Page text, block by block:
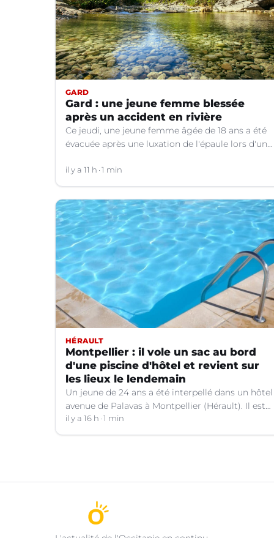
GARD
Gard : une jeune femme blessée
après un accident en rivière
Ce jeudi, une jeune femme âgée de 18 ans a été
évacuée après une luxation de l'épaule lors d'un
Valborgne (Gard).
il y a 11 h 1 min
HÉRAULT
Montpellier : il vole un sac au bord
d'une piscine d'hôtel et revient sur
les lieux le lendemain
Un jeune de 24 ans a été interpellé dans un hôtel
avenue de Palavas à Montpellier (Hérault). Il est
suspecté d'avoir volé le sac d'une cliente.
il y a 16 h 1 min